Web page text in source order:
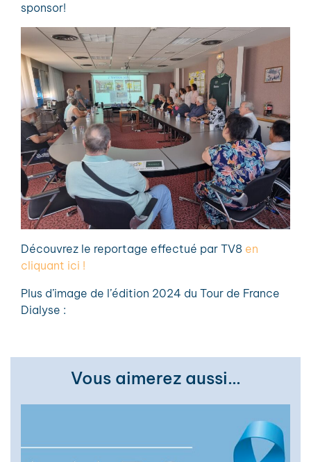
sponsor!
Découvrez le reportage effectué par TV8 en
cliquant ici !
Plus d’image de l’édition 2024 du Tour de France
Dialyse :
Vous aimerez aussi…